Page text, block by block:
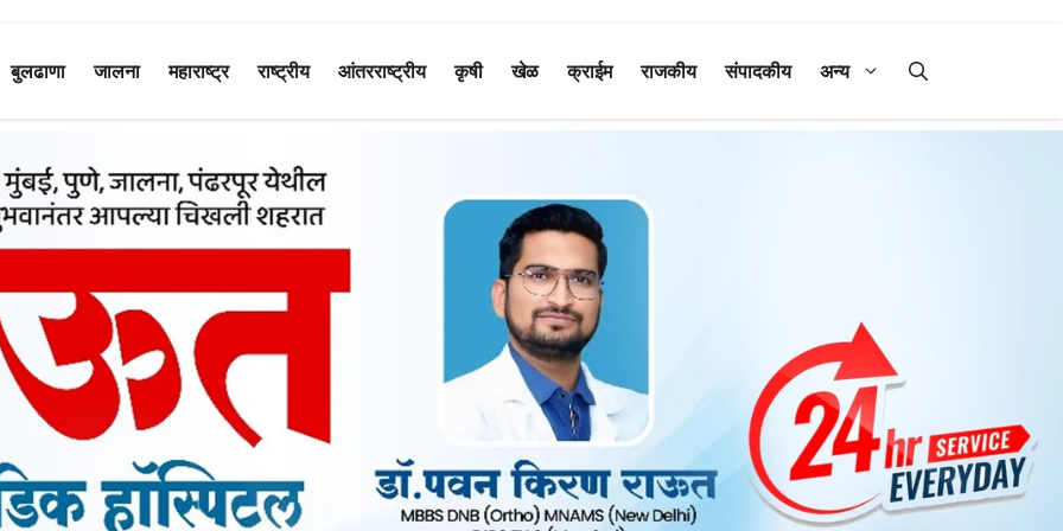
बुलढाणा जालना महाराष्ट्र राष्ट्रीय आंतरराष्ट्रीय कृषी खेळ क्राईम राजकीय संपादकीय अन्य